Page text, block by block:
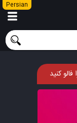
Persian
کنید